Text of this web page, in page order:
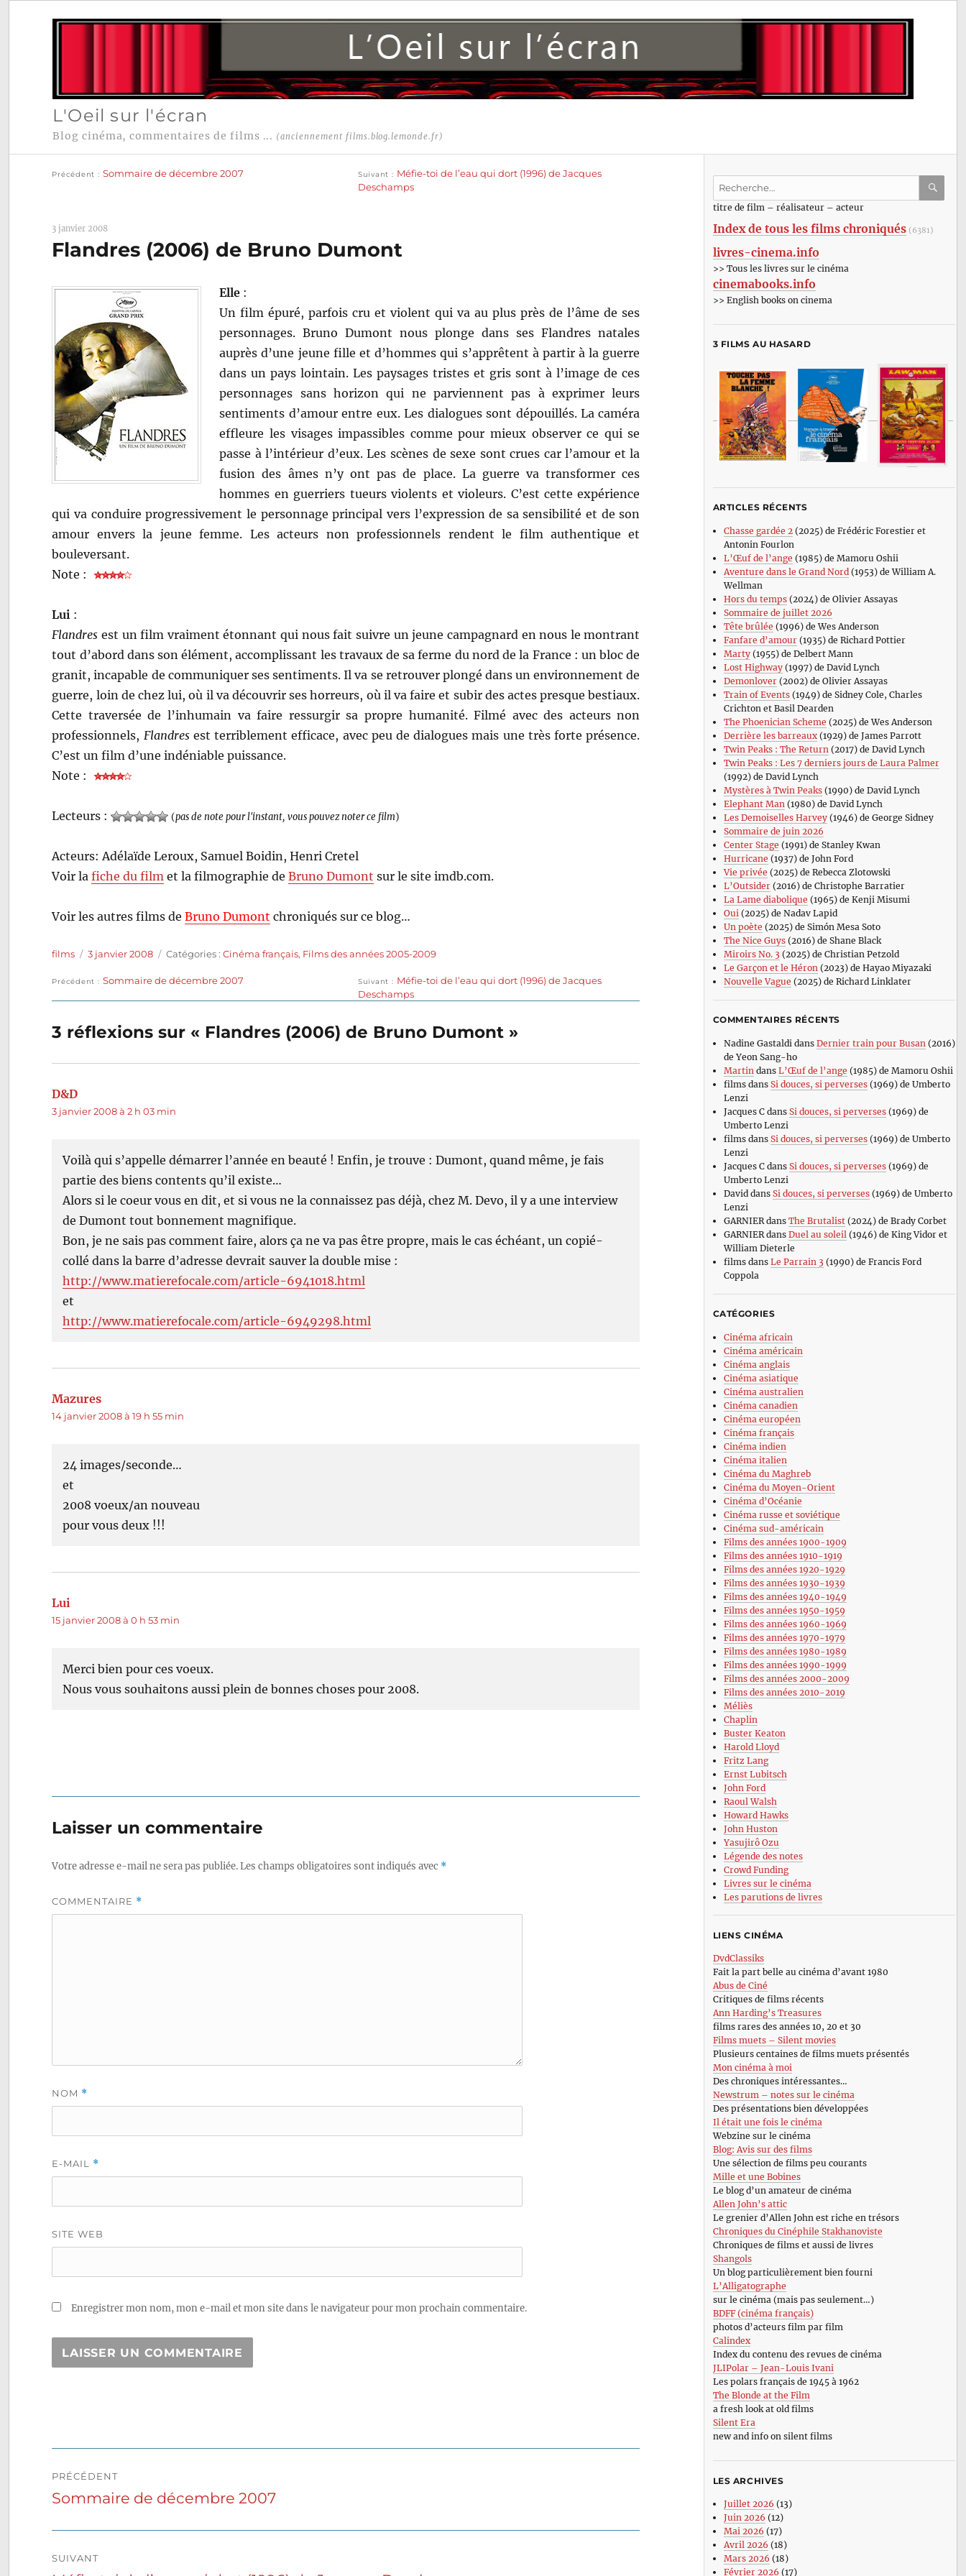
L'Oeil sur l'écran
Blog cinéma, commentaires de films ... (anciennement films.blog.lemonde.fr)
Navigation
Précédent Sommaire de décembre 2007 Suivant
Méfie-toi de l’eau qui dort (1996) de Jacques
Deschamps
3 janvier 2008
Flandres (2006) de Bruno Dumont
Elle :
Un film épuré, parfois cru et violent qui va au plus près de l’âme de ses
personnages. Bruno Dumont nous plonge dans ses Flandres natales
auprès d’une jeune fille et d’hommes qui s’apprêtent à partir à la guerre
dans un pays lointain. Les paysages tristes et gris sont à l’image de ces
personnages sans horizon qui ne parviennent pas à exprimer leurs
sentiments d’amour entre eux. Les dialogues sont dépouillés. La caméra
effleure les visages impassibles comme pour mieux observer ce qui se
passe à l’intérieur d’eux. Les scènes de sexe sont crues car l’amour et la
fusion des âmes n’y ont pas de place. La guerre va transformer ces
hommes en guerriers tueurs violents et violeurs. C’est cette expérience
qui va conduire progressivement le personnage principal vers l’expression de sa sensibilité et de son
amour envers la jeune femme. Les acteurs non professionnels rendent le film authentique et
bouleversant.
Note :
Lui :
Flandres est un film vraiment étonnant qui nous fait suivre un jeune campagnard en nous le montrant
tout d’abord dans son élément, accomplissant les travaux de sa ferme du nord de la France : un bloc de
granit, incapable de communiquer ses sentiments. Il va se retrouver plongé dans un environnement de
guerre, loin de chez lui, où il va découvrir ses horreurs, où il va faire et subir des actes presque bestiaux.
Cette traversée de l’inhumain va faire ressurgir sa propre humanité. Filmé avec des acteurs non
professionnels, Flandresest terriblement efficace, avec peu de dialogues mais une très forte présence.
C’est un film d’une indéniable puissance.
Note :
Lecteurs : (pas de note pour l'instant, vous pouvez noter ce film)
Acteurs: Adélaïde Leroux, Samuel Boidin, Henri Cretel
Voir lafiche du film et la filmographie deBruno Dumont sur le site imdb.com.
Voir les autres films deBruno Dumont chroniqués sur ce blog…
Auteur
films
Publié
3 janvier 2008 Catégories
Catégories :Cinéma français, Films des années 2005-2009
Navigation
Précédent
Publication
Sommaire de décembre 2007 Suivant
Publication
suivante :
Méfie-toi de l’eau qui dort (1996) de Jacques
Deschamps
3 réflexions sur « Flandres (2006) de Bruno Dumont »
D&D
3 janvier 2008 à 2 h 03 min
Voilà qui s’appelle démarrer l’année en beauté ! Enfin, je trouve : Dumont, quand même, je fais
partie des biens contents qu’il existe…
Alors si le coeur vous en dit, et si vous ne la connaissez pas déjà, chez M. Devo, il y a une interview
de Dumont tout bonnement magnifique.
Bon, je ne sais pas comment faire, alors ça ne va pas être propre, mais le cas échéant, un copié-
collé dans la barre d’adresse devrait sauver la double mise :
http://www.matierefocale.com/article-6941018.html
et
http://www.matierefocale.com/article-6949298.html
Mazures
14 janvier 2008 à 19 h 55 min
24 images/seconde…
et
2008 voeux/an nouveau
pour vous deux !!!
Lui
15 janvier 2008 à 0 h 53 min
Merci bien pour ces voeux.
Nous vous souhaitons aussi plein de bonnes choses pour 2008.
Laisser un commentaire
Votre adresse e-mail ne sera pas publiée.Les champs obligatoires sont indiqués avec *
COMMENTAIRE *
NOM *
E-MAIL *
SITE WEB
Enregistrer mon nom, mon e-mail et mon site dans le navigateur pour mon prochain commentaire.
de
PRÉCÉDENT
Publication
Sommaire de décembre 2007
SUIVANT
Recherche
:titre de film – réalisateur – acteur
Index de tous les films chroniqués (6381)
livres-cinema.info
>> Tous les livres sur le cinéma
cinemabooks.info
>> English books on cinema
3 FILMS AU HASARD
ARTICLES RÉCENTS
Chasse gardée 2(2025) de Frédéric Forestier et
Antonin Fourlon
L’Œuf de l’ange (1985) de Mamoru Oshii
Aventure dans le Grand Nord(1953) de William A.
Wellman
Hors du temps(2024) de Olivier Assayas
Sommaire de juillet 2026
Tête brûlée (1996) de Wes Anderson
Fanfare d’amour(1935) de Richard Pottier
Marty(1955) de Delbert Mann
Lost Highway(1997) de David Lynch
Demonlover(2002) de Olivier Assayas
Train of Events(1949) de Sidney Cole, Charles
Crichton et Basil Dearden
The Phoenician Scheme (2025) de Wes Anderson
Derrière les barreaux(1929) de James Parrott
Twin Peaks : The Return(2017) de David Lynch
Twin Peaks : Les 7 derniers jours de Laura Palmer
(1992) de David Lynch
Mystères à Twin Peaks(1990) de David Lynch
Elephant Man(1980) de David Lynch
Les Demoiselles Harvey(1946) de George Sidney
Sommaire de juin 2026
Center Stage (1991) de Stanley Kwan
Hurricane (1937) de John Ford
Vie privée (2025) de Rebecca Zlotowski
L’Outsider(2016) de Christophe Barratier
La Lame diabolique (1965) de Kenji Misumi
Oui(2025) de Nadav Lapid
Un poète (2025) de Simón Mesa Soto
The Nice Guys(2016) de Shane Black
Miroirs No. 3 (2025) de Christian Petzold
Le Garçon et le Héron(2023) de Hayao Miyazaki
Nouvelle Vague (2025) de Richard Linklater
COMMENTAIRES RÉCENTS
Nadine Gastaldi dans Dernier train pour Busan (2016)
de Yeon Sang-ho
Martin dans L’Œuf de l’ange (1985) de Mamoru Oshii
filmsdans Si douces, si perverses(1969) de Umberto
Lenzi
Jacques Cdans Si douces, si perverses(1969) de
Umberto Lenzi
filmsdans Si douces, si perverses(1969) de Umberto
Lenzi
Jacques Cdans Si douces, si perverses(1969) de
Umberto Lenzi
David dans Si douces, si perverses(1969) de Umberto
Lenzi
GARNIERdans The Brutalist(2024) de Brady Corbet
GARNIERdans Duel au soleil (1946) de King Vidor et
William Dieterle
filmsdans Le Parrain 3 (1990) de Francis Ford
Coppola
CATÉGORIES
Cinéma africain
Cinéma américain
Cinéma anglais
Cinéma asiatique
Cinéma australien
Cinéma canadien
Cinéma européen
Cinéma français
Cinéma indien
Cinéma italien
Cinéma du Maghreb
Cinéma du Moyen-Orient
Cinéma d’Océanie
Cinéma russe et soviétique
Cinéma sud-américain
Films des années 1900-1909
Films des années 1910-1919
Films des années 1920-1929
Films des années 1930-1939
Films des années 1940-1949
Films des années 1950-1959
Films des années 1960-1969
Films des années 1970-1979
Films des années 1980-1989
Films des années 1990-1999
Films des années 2000-2009
Films des années 2010-2019
Méliès
Chaplin
Buster Keaton
Harold Lloyd
Fritz Lang
Ernst Lubitsch
John Ford
Raoul Walsh
Howard Hawks
John Huston
Yasujirô Ozu
Légende des notes
Crowd Funding
Livres sur le cinéma
Les parutions de livres
LIENS CINÉMA
DvdClassiks
Fait la part belle au cinéma d’avant 1980
Abus de Ciné
Critiques de films récents
Ann Harding’s Treasures
films rares des années 10, 20 et 30
Films muets – Silent movies
Plusieurs centaines de films muets présentés
Mon cinéma à moi
Des chroniques intéressantes…
Newstrum – notes sur le cinéma
Des présentations bien développées
Il était une fois le cinéma
Webzine sur le cinéma
Blog: Avis sur des films
Une sélection de films peu courants
Mille et une Bobines
Le blog d’un amateur de cinéma
Allen John’s attic
Le grenier d’Allen John est riche en trésors
Chroniques du Cinéphile Stakhanoviste
Chroniques de films et aussi de livres
Shangols
Un blog particulièrement bien fourni
L’Alligatographe
sur le cinéma (mais pas seulement…)
BDFF (cinéma français)
photos d’acteurs film par film
Calindex
Index du contenu des revues de cinéma
JLIPolar – Jean-Louis Ivani
Les polars français de 1945 à 1962
The Blonde at the Film
a fresh look at old films
Silent Era
new and info on silent films
LES ARCHIVES
Juillet 2026 (13)
Juin 2026 (12)
Mai 2026 (17)
Avril 2026 (18)
Mars 2026 (18)
Février 2026 (17)